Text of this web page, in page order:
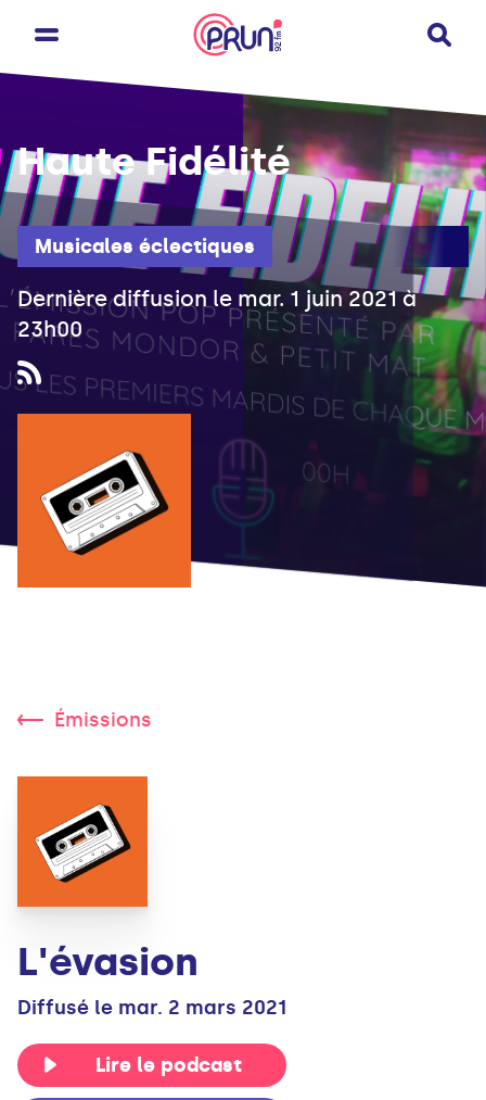
Musicales éclectiques
Haute Fidélité
Dernière diffusion le mar. 1 juin 2021 à
23h00
Émissions
L'évasion
Diffusé le mar. 2 mars 2021
Lire le podcast